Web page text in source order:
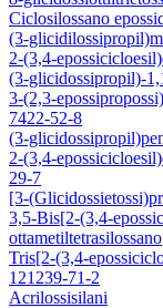
Ciclosilossano
(3-
2-(3,4-
(3-glicidossipropil)-
3-(2,3-
7422-52-8
(3-
2-(3,4-
29-7
[3-
3,5-Bis[2-(3,4-
ottametiltetrasilossano
Tris[2-(3,4-
121239-71-2
Acrilossisilani